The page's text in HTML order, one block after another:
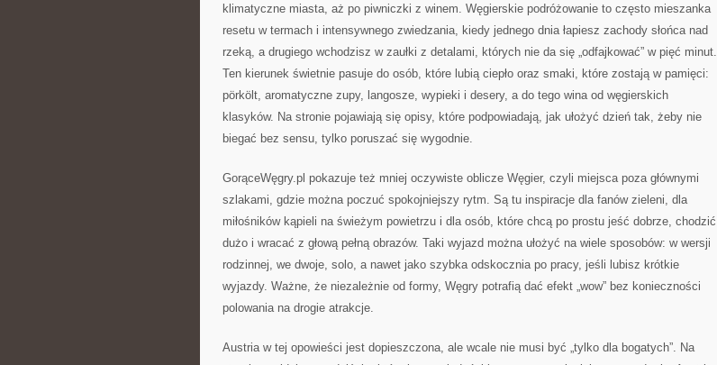
klimatyczne miasta, aż po piwniczki z winem. Węgierskie podróżowanie to często mieszanka
resetu w termach i intensywnego zwiedzania, kiedy jednego dnia łapiesz zachody słońca nad
rzeką, a drugiego wchodzisz w zaułki z detalami, których nie da się „odfajkować” w pięć minut.
Ten kierunek świetnie pasuje do osób, które lubią ciepło oraz smaki, które zostają w pamięci:
pörkölt, aromatyczne zupy, langosze, wypieki i desery, a do tego wina od węgierskich
klasyków. Na stronie pojawiają się opisy, które podpowiadają, jak ułożyć dzień tak, żeby nie
biegać bez sensu, tylko poruszać się wygodnie.
GorąceWęgry.pl pokazuje też mniej oczywiste oblicze Węgier, czyli miejsca poza głównymi
szlakami, gdzie można poczuć spokojniejszy rytm. Są tu inspiracje dla fanów zieleni, dla
miłośników kąpieli na świeżym powietrzu i dla osób, które chcą po prostu jeść dobrze, chodzić
dużo i wracać z głową pełną obrazów. Taki wyjazd można ułożyć na wiele sposobów: w wersji
rodzinnej, we dwoje, solo, a nawet jako szybka odskocznia po pracy, jeśli lubisz krótkie
wyjazdy. Ważne, że niezależnie od formy, Węgry potrafią dać efekt „wow” bez konieczności
polowania na drogie atrakcje.
Austria w tej opowieści jest dopieszczona, ale wcale nie musi być „tylko dla bogatych”. Na